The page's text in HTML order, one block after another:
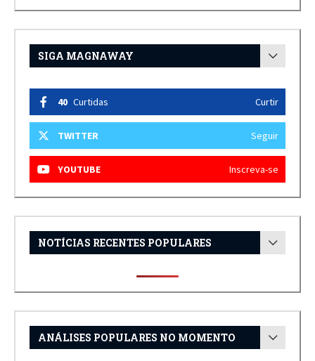
SIGA MAGNAWAY
40 Curtidas Curtir
TWITTER Seguir
YOUTUBE Inscreva-se
NOTÍCIAS RECENTES POPULARES
ANÁLISES POPULARES NO MOMENTO